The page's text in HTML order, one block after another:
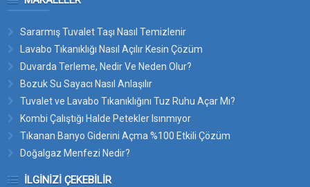
Sararmış Tuvalet Taşı Nasıl Temizlenir
Lavabo Tıkanıklığı Nasıl Açılır Kesin Çözüm
Duvarda Terleme, Nedir Ve Neden Olur?
Bozuk Su Sayacı Nasıl Anlaşılır
Tuvalet ve Lavabo Tıkanıklığını Tuz Ruhu Açar Mı?
Kombi Çalıştığı Halde Petekler Isınmıyor
Tıkanan Banyo Giderini Açma %100 Etkili Çözüm
Doğalgaz Menfezi Nedir?
İLGINIZI ÇEKEBILIR